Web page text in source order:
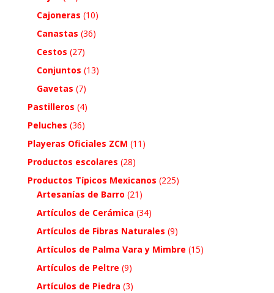
Cajoneras (10)
Canastas (36)
Cestos (27)
Conjuntos (13)
Gavetas (7)
Pastilleros (4)
Peluches (36)
Playeras Oficiales ZCM (11)
Productos escolares (28)
Productos Típicos Mexicanos (225)
Artesanías de Barro (21)
Artículos de Cerámica (34)
Artículos de Fibras Naturales (9)
Artículos de Palma Vara y Mimbre (15)
Artículos de Peltre (9)
Artículos de Piedra (3)